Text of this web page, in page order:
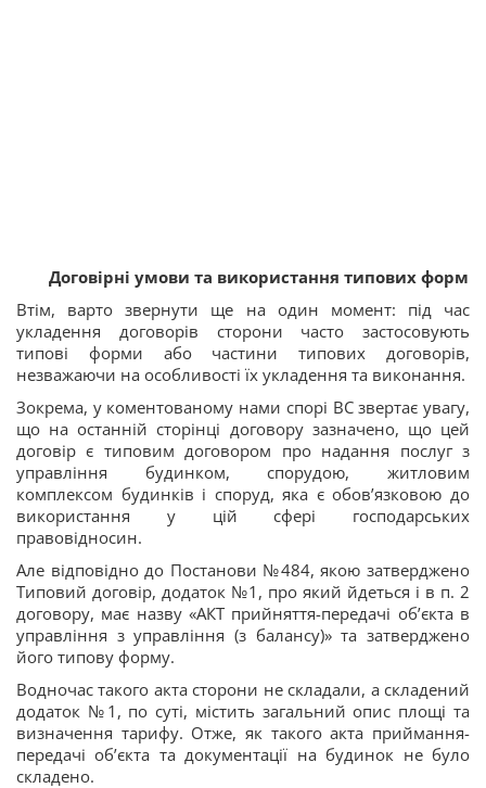
Договірні умови та використання типових форм
Втім, варто звернути ще на один момент: під час
укладення договорів сторони часто застосовують
типові форми або частини типових договорів,
незважаючи на особливості їх укладення та виконання.
Зокрема, у коментованому нами спорі ВС звертає увагу,
що на останній сторінці договору зазначено, що цей
договір є типовим договором про надання послуг з
управління будинком, спорудою, житловим
комплексом будинків і споруд, яка є обов’язковою до
використання у цій сфері господарських
правовідносин.
Але відповідно до Постанови №484, якою затверджено
Типовий договір, додаток №1, про який йдеться і в п. 2
договору, має назву «АКТ прийняття-передачі об’єкта в
управління з управління (з балансу)» та затверджено
його типову форму.
Водночас такого акта сторони не складали, а складений
додаток №1, по суті, містить загальний опис площі та
визначення тарифу. Отже, як такого акта приймання-
передачі об’єкта та документації на будинок не було
складено.